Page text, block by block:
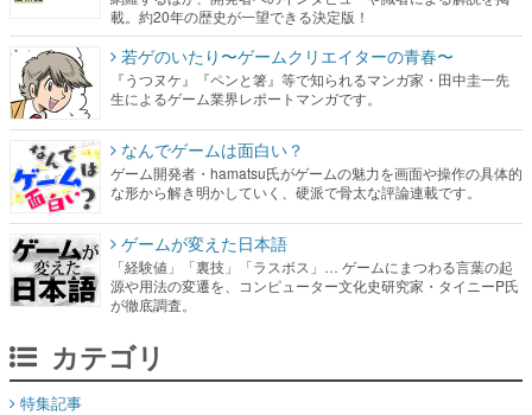
載。約20年の歴史が一望できる決定版！
若ゲのいたり〜ゲームクリエイターの青春〜
『うつヌケ』『ペンと箸』等で知られるマンガ家・田中圭一先
生によるゲーム業界レポートマンガです。
なんでゲームは面白い？
ゲーム開発者・hamatsu氏がゲームの魅力を画面や操作の具体的
な形から解き明かしていく、硬派で骨太な評論連載です。
ゲームが変えた日本語
「経験値」「裏技」「ラスボス」… ゲームにまつわる言葉の起
源や用法の変遷を、コンピューター文化史研究家・タイニーP氏
が徹底調査。
カテゴリ
特集記事